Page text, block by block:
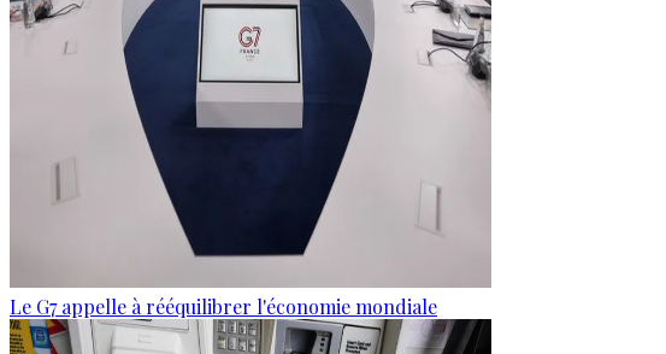
Le G7 appelle à rééquilibrer l'économie mondiale